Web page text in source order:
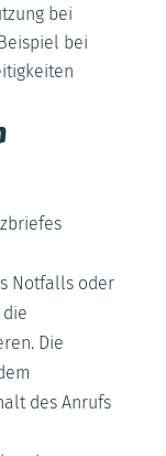
bei
bei
Notfalls oder
Die
des Anrufs